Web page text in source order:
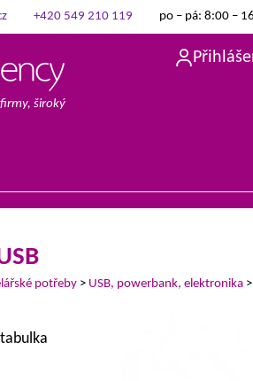
+420 549 210 119 po – pá: 8:00 –
široký
potřeby > USB, powerbank, elektronika